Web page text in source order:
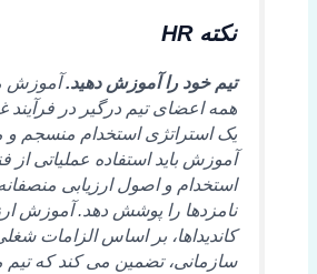
نکته HR
تیم خود را آموزش دهید.آموزش
همه اعضای تیم درگیر در فرآیند
یک استراتژی استخدام منسجم و
آموزش باید استفاده عملیاتی از
استخدام و اصول ارزیابی
نامزدها را پوشش دهد. آموزش
کاندیداها، بر اساس الزامات
سازمانی، تضمین می کند که تیم